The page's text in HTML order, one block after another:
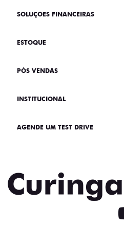
SOLUÇÕES FINANCEIRAS
ESTOQUE
PÓS VENDAS
INSTITUCIONAL
AGENDE UM TEST DRIVE